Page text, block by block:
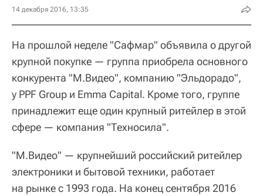
14 декабря 2016, 13:35
На прошлой неделе "Сафмар" объявила о другой
крупной покупке — группа приобрела основного
конкурента "М.Видео", компанию "Эльдорадо",
у PPF Group и Emma Capital. Кроме того, группе
принадлежит еще один крупный ритейлер в этой
сфере — компания "Техносила".
"М.Видео" — крупнейший российский ритейлер
электроники и бытовой техники, работает
на рынке с 1993 года. На конец сентября 2016